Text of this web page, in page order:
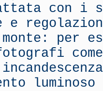
con i
e
per